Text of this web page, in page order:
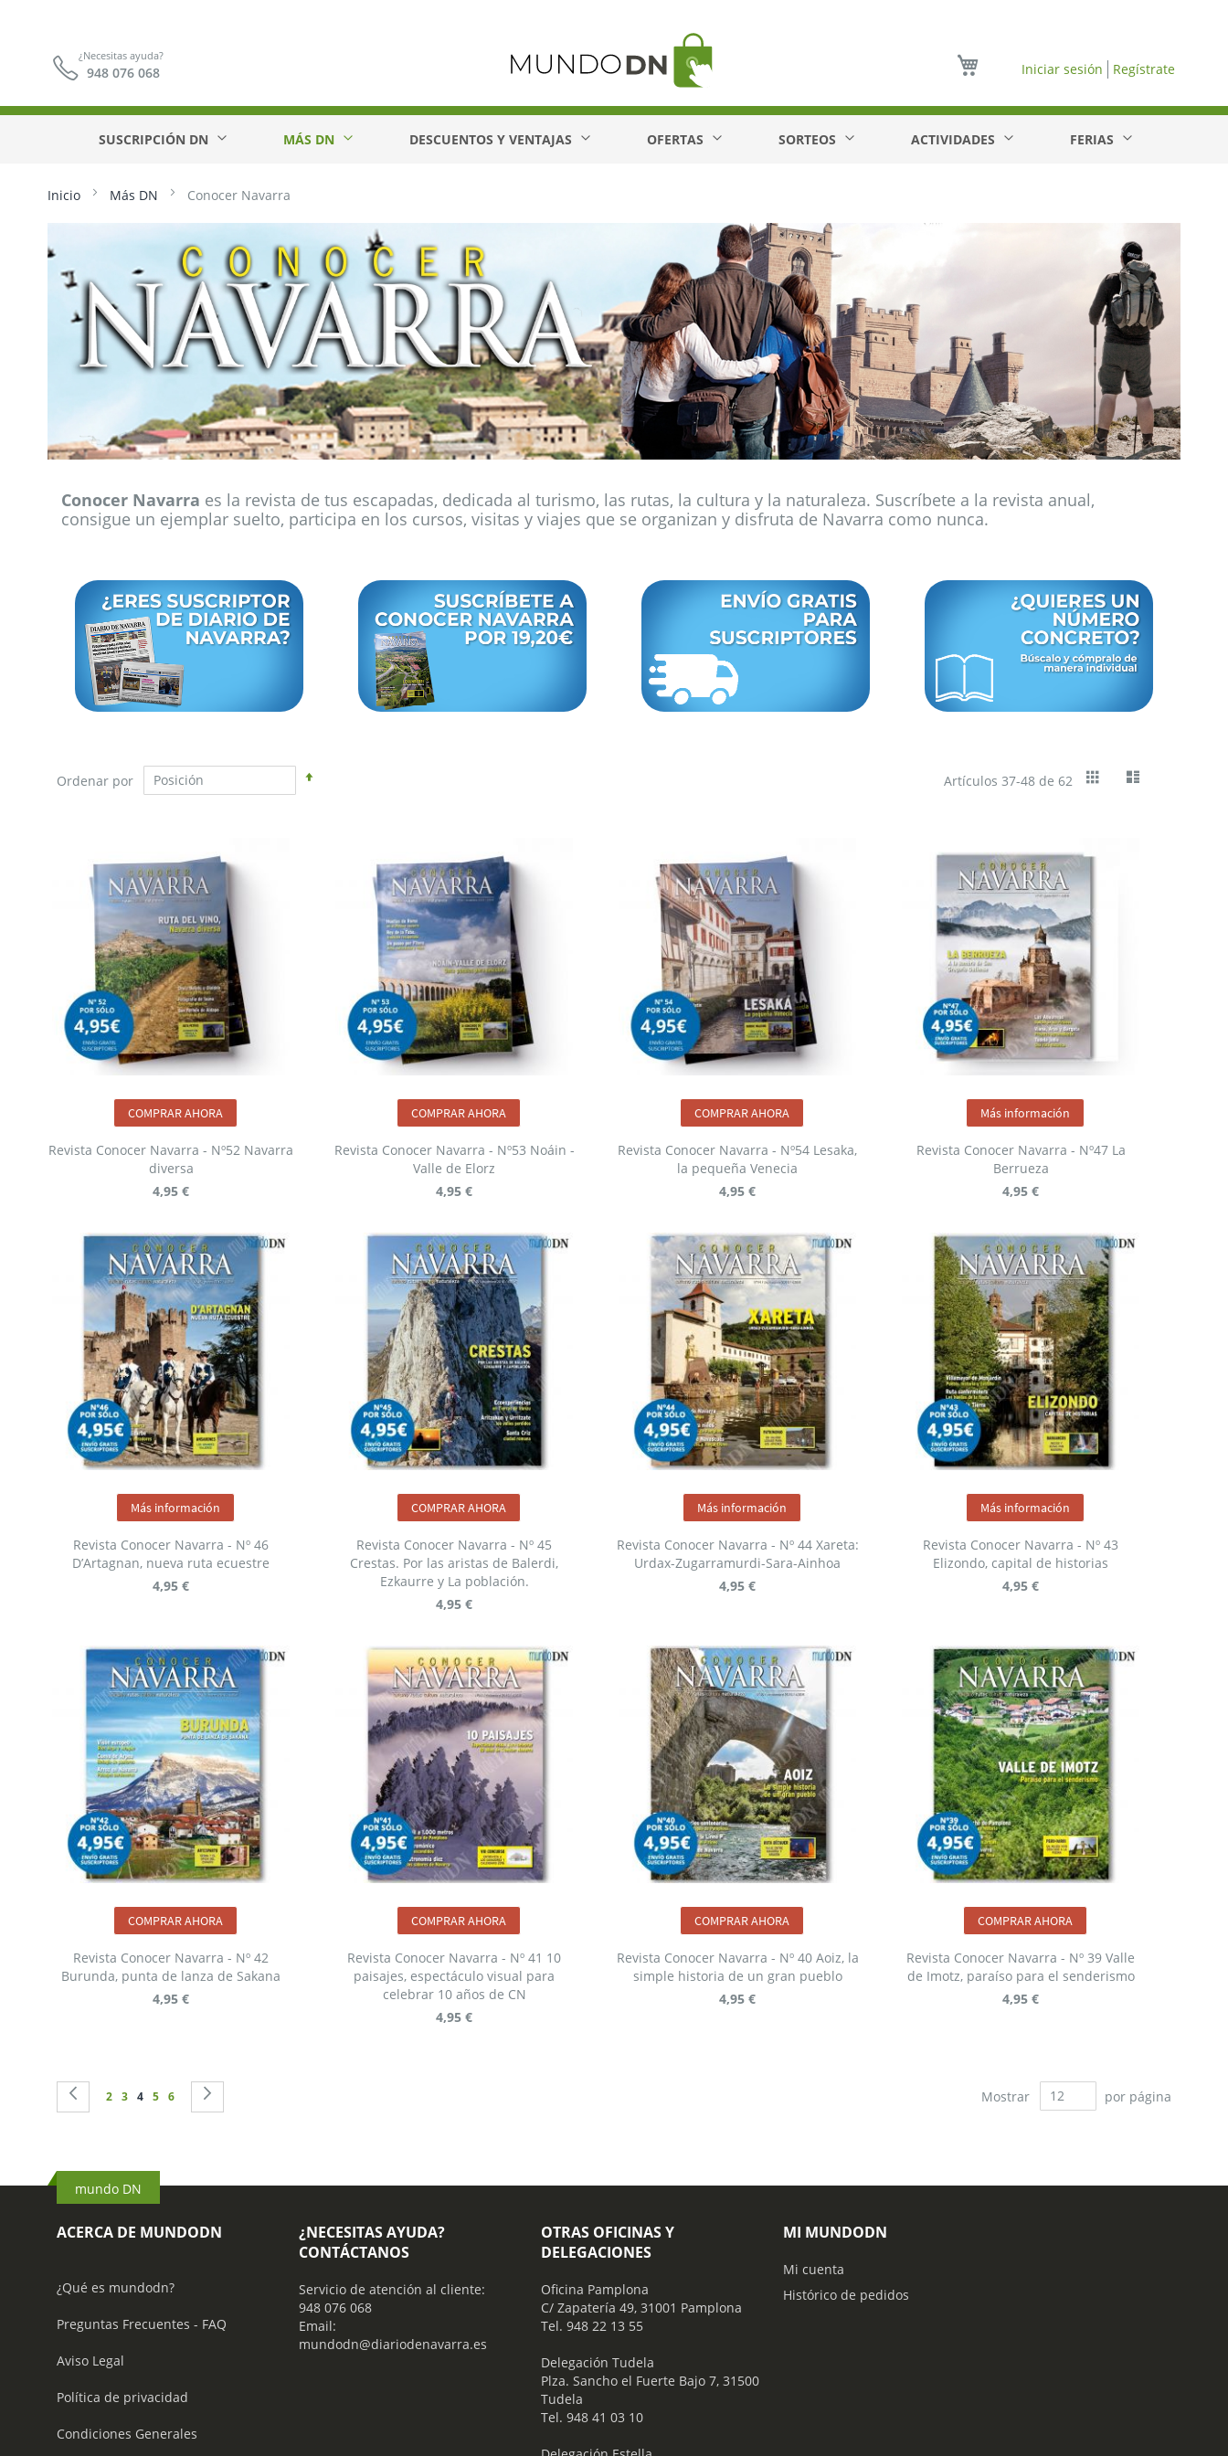
¿Necesitas ayuda?
948 076 068 Iniciar sesión Regístrate
SUSCRIPCIÓN DN MÁS DN DESCUENTOS Y VENTAJAS OFERTAS SORTEOS ACTIVIDADES FERIAS
Inicio Más DN Conocer Navarra
Conocer Navarra es la revista de tus escapadas, dedicada al turismo, las rutas, la cultura y la naturaleza. Suscríbete a la revista anual,
consigue un ejemplar suelto, participa en los cursos, visitas y viajes que se organizan y disfruta de Navarra como nunca.
Ver
como
Cuadrícula
Artículos 37-48 de 62
Ordenar por
Revista Conocer Navarra - Nº52 Navarra
diversa
4,95 €
COMPRAR AHORA
Revista Conocer Navarra - Nº53 Noáin -
Valle de Elorz
4,95 €
COMPRAR AHORA
Revista Conocer Navarra - Nº54 Lesaka,
la pequeña Venecia
4,95 €
COMPRAR AHORA
Revista Conocer Navarra - Nº47 La
Berrueza
4,95 €
Más información
Revista Conocer Navarra - Nº 46
D’Artagnan, nueva ruta ecuestre
4,95 €
Más información
Revista Conocer Navarra - Nº 45
Crestas. Por las aristas de Balerdi,
Ezkaurre y La población.
4,95 €
COMPRAR AHORA
Revista Conocer Navarra - Nº 44 Xareta:
Urdax-Zugarramurdi-Sara-Ainhoa
4,95 €
Más información
Revista Conocer Navarra - Nº 43
Elizondo, capital de historias
4,95 €
Más información
Revista Conocer Navarra - Nº 42
Burunda, punta de lanza de Sakana
4,95 €
COMPRAR AHORA
Revista Conocer Navarra - Nº 41 10
paisajes, espectáculo visual para
celebrar 10 años de CN
4,95 €
COMPRAR AHORA
Revista Conocer Navarra - Nº 40 Aoiz, la
simple historia de un gran pueblo
4,95 €
COMPRAR AHORA
Revista Conocer Navarra - Nº 39 Valle
de Imotz, paraíso para el senderismo
4,95 €
COMPRAR AHORA
Página Página
Anterior
Página
2 Página
3 Actualmente estás leyendo página
4 Página
5 Página
6 Mostrar por página
mundo DN
ACERCA DE MUNDODN
¿Qué es mundodn?
Preguntas Frecuentes - FAQ
Aviso Legal
Política de privacidad
Condiciones Generales
¿NECESITAS AYUDA?
CONTÁCTANOS
Servicio de atención al cliente:
948 076 068
Email:
mundodn@diariodenavarra.es
OTRAS OFICINAS Y
DELEGACIONES
Oficina Pamplona
C/ Zapatería 49, 31001 Pamplona
Tel. 948 22 13 55
​ Delegación Tudela
Plza. Sancho el Fuerte Bajo 7, 31500
Tudela
Tel. 948 41 03 10
MI MUNDODN
Mi cuenta
Histórico de pedidos